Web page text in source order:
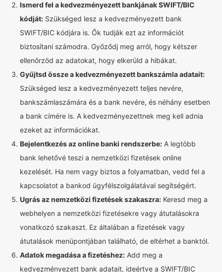
Ismerd fel a kedvezményezett bankjának SWIFT/BIC
kódját: Szükséged lesz a kedvezményezett bank
SWIFT/BIC kódjára is. Ők tudják ezt az információt
biztosítani számodra. Győződj meg arról, hogy kétszer
ellenőrzöd az adatokat, hogy elkerüld a hibákat.
Gyűjtsd össze a kedvezményezett bankszámla adatait:
Szükséged lesz a kedvezményezett teljes nevére,
bankszámlaszámára és a bank nevére, és néhány esetben
a bank címére is. A kedvezményezettnek meg kell adnia
ezeket az információkat.
Bejelentkezés az online banki rendszerbe: A legtöbb
bank lehetővé teszi a nemzetközi fizetések online
kezelését. Ha nem vagy biztos a folyamatban, vedd fel a
kapcsolatot a bankod ügyfélszolgálatával segítségért.
Ugrás az nemzetközi fizetések szakaszra: Keresd meg a
webhelyen a nemzetközi fizetésekre vagy átutalásokra
vonatkozó szakaszt. Ez általában a fizetések vagy
átutalások menüpontjában található, de eltérhet a banktól.
Adatok megadása a fizetéshez: Add meg a
kedvezményezett bank adatait, ideértve a SWIFT/BIC